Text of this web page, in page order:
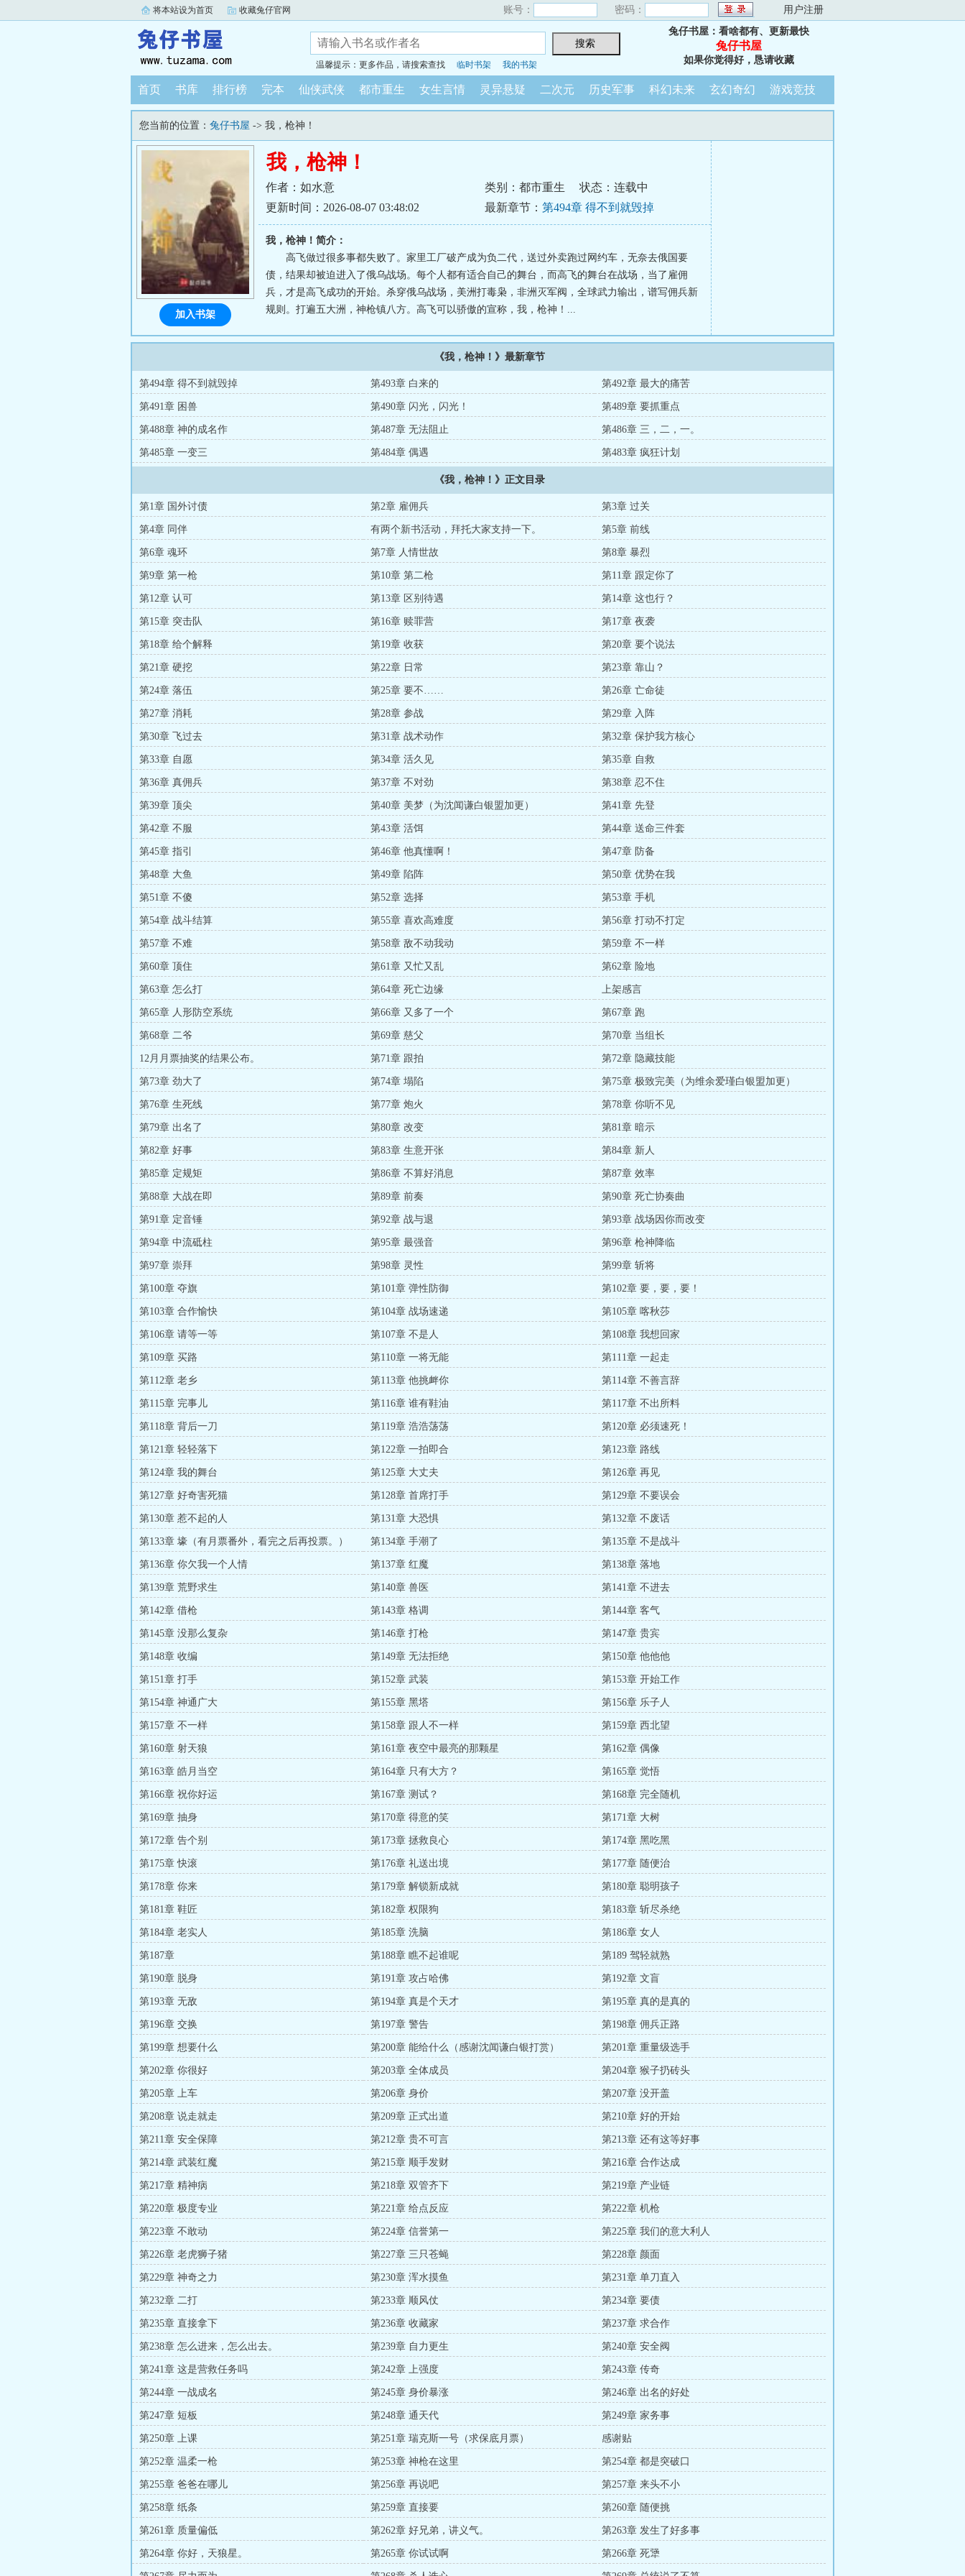
将本站设为首页 收藏兔仔官网 账号： 密码： 用户注册
温馨提示：更多作品，请搜索查找 临时书架 我的书架
兔仔书屋：看啥都有、更新最快
兔仔书屋
如果你觉得好，恳请收藏
首页 书库 排行榜 完本 仙侠武侠 都市重生 女生言情 灵异悬疑 二次元 历史军事 科幻未来 玄幻奇幻 游戏竞技
您当前的位置： 兔仔书屋 -> 我，枪神！
我，枪神！
作者：如水意 类别：都市重生
状态：连载中
更新时间：2026-08-07 03:48:02
最新章节： 第494章 得不到就毁掉
我，枪神！简介：
高飞做过很多事都失败了。家里工厂破产成为负二代，送过外卖跑过网约车，无奈去俄国要
债，结果却被迫进入了俄乌战场。每个人都有适合自己的舞台，而高飞的舞台在战场，当了雇佣
兵，才是高飞成功的开始。杀穿俄乌战场，美洲打毒枭，非洲灭军阀，全球武力输出，谱写佣兵新
规则。打遍五大洲，神枪镇八方。高飞可以骄傲的宣称，我，枪神！...
加入书架
《我，枪神！》最新章节
第494章 得不到就毁掉 第493章 白来的 第492章 最大的痛苦
第491章 困兽 第490章 闪光，闪光！ 第489章 要抓重点
第488章 神的成名作 第487章 无法阻止 第486章 三，二，一。
第485章 一变三 第484章 偶遇 第483章 疯狂计划
《我，枪神！》正文目录
第1章 国外讨债 第2章 雇佣兵 第3章 过关
第4章 同伴 有两个新书活动，拜托大家支持一下。 第5章 前线
第6章 魂环 第7章 人情世故 第8章 暴烈
第9章 第一枪 第10章 第二枪 第11章 跟定你了
第12章 认可 第13章 区别待遇 第14章 这也行？
第15章 突击队 第16章 赎罪营 第17章 夜袭
第18章 给个解释 第19章 收获 第20章 要个说法
第21章 硬挖 第22章 日常 第23章 靠山？
第24章 落伍 第25章 要不…… 第26章 亡命徒
第27章 消耗 第28章 参战 第29章 入阵
第30章 飞过去 第31章 战术动作 第32章 保护我方核心
第33章 自愿 第34章 活久见 第35章 自救
第36章 真佣兵 第37章 不对劲 第38章 忍不住
第39章 顶尖 第40章 美梦（为沈闻谦白银盟加更） 第41章 先登
第42章 不服 第43章 活饵 第44章 送命三件套
第45章 指引 第46章 他真懂啊！ 第47章 防备
第48章 大鱼 第49章 陷阵 第50章 优势在我
第51章 不傻 第52章 选择 第53章 手机
第54章 战斗结算 第55章 喜欢高难度 第56章 打动不打定
第57章 不难 第58章 敌不动我动 第59章 不一样
第60章 顶住 第61章 又忙又乱 第62章 险地
第63章 怎么打 第64章 死亡边缘 上架感言
第65章 人形防空系统 第66章 又多了一个 第67章 跑
第68章 二爷 第69章 慈父 第70章 当组长
12月月票抽奖的结果公布。 第71章 跟拍 第72章 隐藏技能
第73章 劲大了 第74章 塌陷 第75章 极致完美（为维余爱瑾白银盟加更）
第76章 生死线 第77章 炮火 第78章 你听不见
第79章 出名了 第80章 改变 第81章 暗示
第82章 好事 第83章 生意开张 第84章 新人
第85章 定规矩 第86章 不算好消息 第87章 效率
第88章 大战在即 第89章 前奏 第90章 死亡协奏曲
第91章 定音锤 第92章 战与退 第93章 战场因你而改变
第94章 中流砥柱 第95章 最强音 第96章 枪神降临
第97章 崇拜 第98章 灵性 第99章 斩将
第100章 夺旗 第101章 弹性防御 第102章 要，要，要！
第103章 合作愉快 第104章 战场速递 第105章 喀秋莎
第106章 请等一等 第107章 不是人 第108章 我想回家
第109章 买路 第110章 一将无能 第111章 一起走
第112章 老乡 第113章 他挑衅你 第114章 不善言辞
第115章 完事儿 第116章 谁有鞋油 第117章 不出所料
第118章 背后一刀 第119章 浩浩荡荡 第120章 必须速死！
第121章 轻轻落下 第122章 一拍即合 第123章 路线
第124章 我的舞台 第125章 大丈夫 第126章 再见
第127章 好奇害死猫 第128章 首席打手 第129章 不要误会
第130章 惹不起的人 第131章 大恐惧 第132章 不废话
第133章 壕（有月票番外，看完之后再投票。） 第134章 手潮了 第135章 不是战斗
第136章 你欠我一个人情 第137章 红魔 第138章 落地
第139章 荒野求生 第140章 兽医 第141章 不进去
第142章 借枪 第143章 格调 第144章 客气
第145章 没那么复杂 第146章 打枪 第147章 贵宾
第148章 收编 第149章 无法拒绝 第150章 他他他
第151章 打手 第152章 武装 第153章 开始工作
第154章 神通广大 第155章 黑塔 第156章 乐子人
第157章 不一样 第158章 跟人不一样 第159章 西北望
第160章 射天狼 第161章 夜空中最亮的那颗星 第162章 偶像
第163章 皓月当空 第164章 只有大方？ 第165章 觉悟
第166章 祝你好运 第167章 测试？ 第168章 完全随机
第169章 抽身 第170章 得意的笑 第171章 大树
第172章 告个别 第173章 拯救良心 第174章 黑吃黑
第175章 快滚 第176章 礼送出境 第177章 随便治
第178章 你来 第179章 解锁新成就 第180章 聪明孩子
第181章 鞋匠 第182章 权限狗 第183章 斩尽杀绝
第184章 老实人 第185章 洗脑 第186章 女人
第187章 第188章 瞧不起谁呢 第189 驾轻就熟
第190章 脱身 第191章 攻占哈佛 第192章 文盲
第193章 无敌 第194章 真是个天才 第195章 真的是真的
第196章 交换 第197章 警告 第198章 佣兵正路
第199章 想要什么 第200章 能给什么（感谢沈闻谦白银打赏） 第201章 重量级选手
第202章 你很好 第203章 全体成员 第204章 猴子扔砖头
第205章 上车 第206章 身价 第207章 没开盖
第208章 说走就走 第209章 正式出道 第210章 好的开始
第211章 安全保障 第212章 贵不可言 第213章 还有这等好事
第214章 武装红魔 第215章 顺手发财 第216章 合作达成
第217章 精神病 第218章 双管齐下 第219章 产业链
第220章 极度专业 第221章 给点反应 第222章 机枪
第223章 不敢动 第224章 信誉第一 第225章 我们的意大利人
第226章 老虎狮子猪 第227章 三只苍蝇 第228章 颜面
第229章 神奇之力 第230章 浑水摸鱼 第231章 单刀直入
第232章 二打 第233章 顺风仗 第234章 要债
第235章 直接拿下 第236章 收藏家 第237章 求合作
第238章 怎么进来，怎么出去。 第239章 自力更生 第240章 安全阀
第241章 这是营救任务吗 第242章 上强度 第243章 传奇
第244章 一战成名 第245章 身价暴涨 第246章 出名的好处
第247章 短板 第248章 通天代 第249章 家务事
第250章 上课 第251章 瑞克斯一号（求保底月票） 感谢贴
第252章 温柔一枪 第253章 神枪在这里 第254章 都是突破口
第255章 爸爸在哪儿 第256章 再说吧 第257章 来头不小
第258章 纸条 第259章 直接要 第260章 随便挑
第261章 质量偏低 第262章 好兄弟，讲义气。 第263章 发生了好多事
第264章 你好，天狼星。 第265章 你试试啊 第266章 死犟